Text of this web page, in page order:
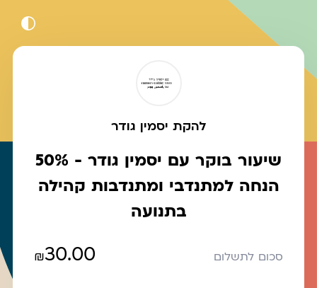
להקת יסמין גודר
שיעור בוקר עם יסמין גודר - 50%
הנחה למתנדבי ומתנדבות קהילה
בתנועה
סכום לתשלום ₪30.00